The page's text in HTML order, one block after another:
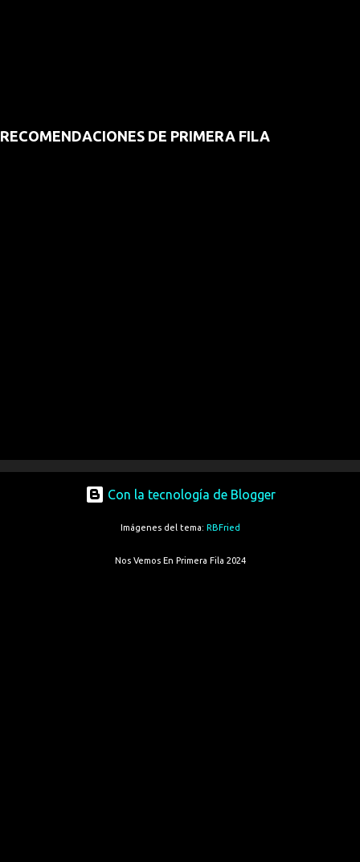
RECOMENDACIONES DE PRIMERA FILA
Con la tecnología de Blogger
Imágenes del tema: RBFried
Nos Vemos En Primera Fila 2024